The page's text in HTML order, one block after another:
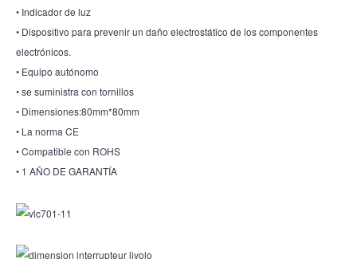
• Indicador de luz
• Dispositivo para prevenir un daño electrostático de los componentes
electrónicos.
• Equipo autónomo
• se suministra con tornillos
• Dimensiones:80mm*80mm
• La norma CE
• Compatible con ROHS
• 1 AÑO DE GARANTÍA